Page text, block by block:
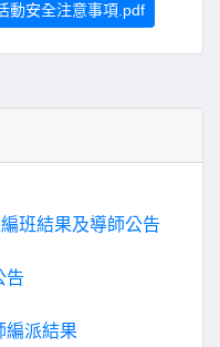
動安全注意事項.pdf
班結果及導師公告
告
編派結果